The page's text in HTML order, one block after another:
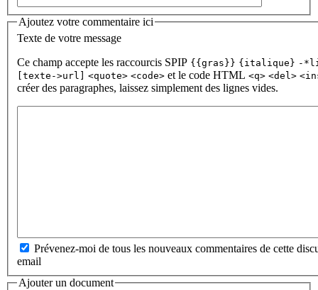
Ajoutez votre commentaire ici
Texte de votre message
Ce champ accepte les raccourcis SPIP {{gras}} {italique} -
[texte->url]
<quote> <code> et le code HTML <q> <del>
créer des paragraphes, laissez simplement des lignes vides.
Prévenez-moi de tous les nouveaux commentaires de cette
email
Ajouter un document